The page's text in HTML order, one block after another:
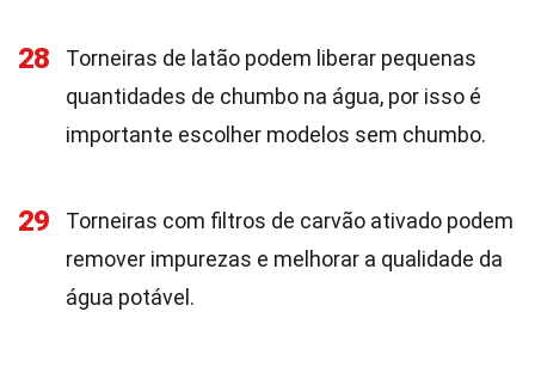
28
Torneiras de latão podem liberar pequenas
quantidades de chumbo na água, por isso é
importante escolher modelos sem chumbo.
29
Torneiras com filtros de carvão ativado podem
remover impurezas e melhorar a qualidade da
água potável.